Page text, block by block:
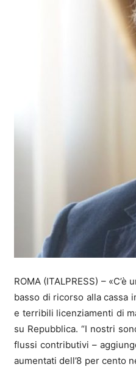
ROMA (ITALPRESS) –
basso di ricorso alla cassa
e terribili licenziamenti di
su Repubblica. “I nostri
flussi contributivi –
aumentati dell’8 per cento